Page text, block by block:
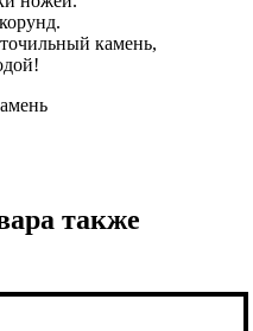
камень,
также